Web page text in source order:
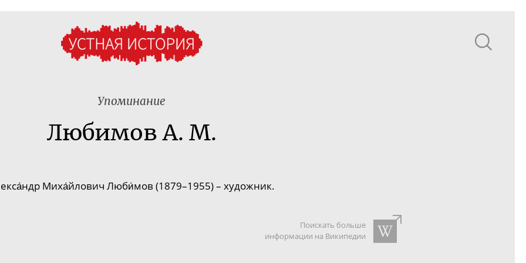
Упоминание
Любимов А. М.
Миха́йлович Люби́мов (1879–1955) – художник.
Поискать больше
информации на Википедии